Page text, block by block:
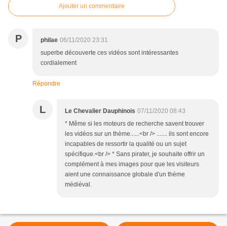
Ajouter un commentaire
P philae 06/11/2020 23:31
superbe découverte ces vidéos sont intéressantes
cordialement
Répondre
L Le Chevalier Dauphinois 07/11/2020 08:43
* Même si les moteurs de recherche savent trouver
les vidéos sur un thème......<br /> ....... ils sont encore
incapables de ressortir la qualité ou un sujet
spécifique.<br /> * Sans pirater, je souhaite offrir un
complément à mes images pour que les visiteurs
aient une connaissance globale d'un thème
médiéval.